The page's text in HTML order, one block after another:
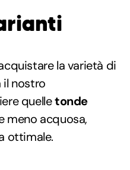
la varietà di
il nostro
quelletonde
meno acquosa,
ottimale.